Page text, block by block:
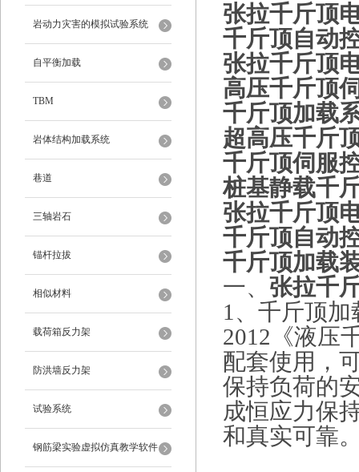
岩动力灾害的模拟试验系统
自平衡加载
TBM
岩体结构加载系统
巷道
三轴岩石
锚杆拉拔
相似材料
载荷箱反力架
防洪墙反力架
试验系统
钢筋梁实验虚拟仿真教学软件
张拉千斤顶
千斤顶自动
张拉千斤顶
高压千斤顶
千斤顶加载
超高压千斤
千斤顶伺服
桩基静载千
张拉千斤顶
千斤顶自动
千斤顶加载
一、 张拉千
1、千斤顶加
2012《液压
配套使用，
保持负荷的
成恒应力保
和真实可靠